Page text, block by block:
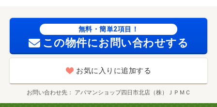
歩１０分以内／敷地内ごみ置き場／平面駐車場／自走式駐
車場／南西向き／セキュリティ会社加入済／プロパンガス
／三面鏡付洗面化粧台／室内物干機／ＢＳ／礼金１ヶ月／
保証会社利用可／ＩＴ重説 対応物件／ＬＧＢＴフレンド
リー／家賃カード決済可／全室照明付／かずみ内科消化器
内科（病院）まで２６３ｍ／水野眼科（病院）まで２４０
ｍ／コメリ北勢店（スーパー）まで３０４ｍ／ミニストッ
プ（コンビニ）まで２５５ｍ／ＪＡみえきた 山郷（銀
無料・簡単2項目！
この物件にお問い合わせする
お気に入りに追加する
お問い合わせ先 アパマンショップ四日市北店（株）ＪＰＭＣ